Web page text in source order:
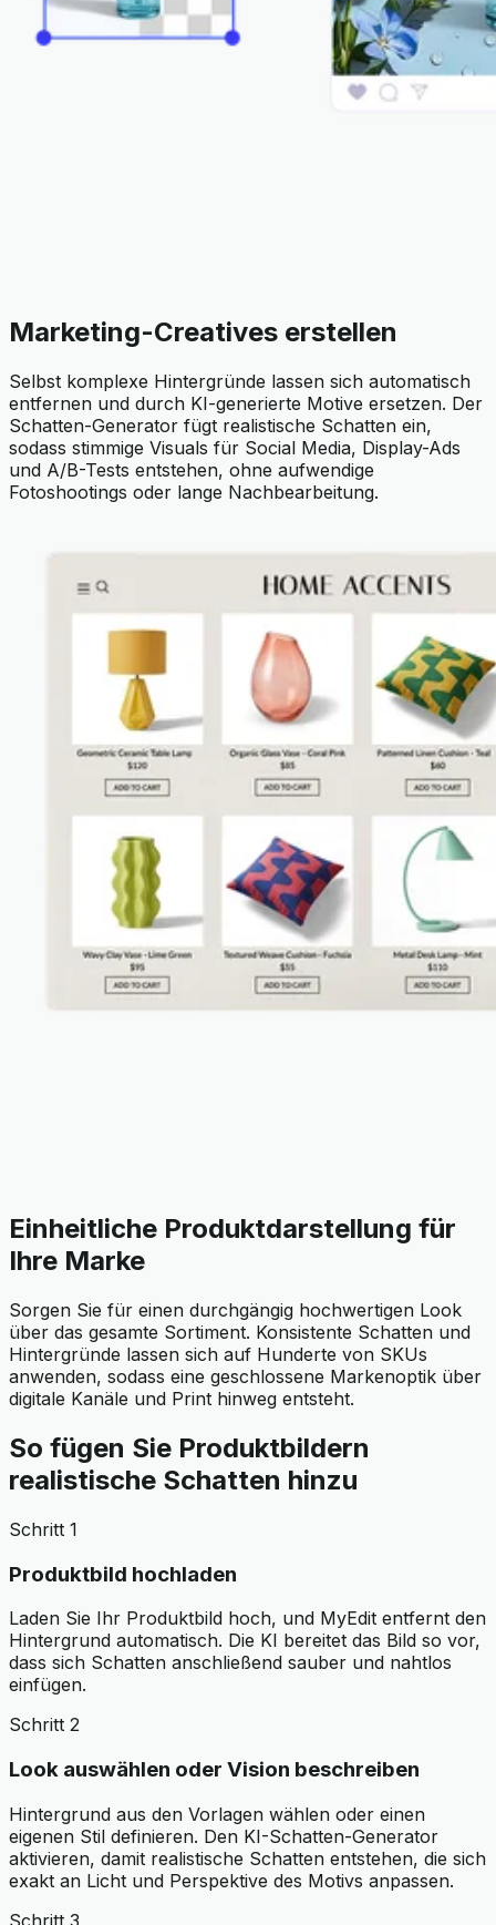
Marketing-Creatives erstellen
Selbst komplexe Hintergründe lassen sich automatisch
entfernen und durch KI-generierte Motive ersetzen. Der
Schatten-Generator fügt realistische Schatten ein,
sodass stimmige Visuals für Social Media, Display-Ads
und A/B-Tests entstehen, ohne aufwendige
Fotoshootings oder lange Nachbearbeitung.
Einheitliche Produktdarstellung für
Ihre Marke
Sorgen Sie für einen durchgängig hochwertigen Look
über das gesamte Sortiment. Konsistente Schatten und
Hintergründe lassen sich auf Hunderte von SKUs
anwenden, sodass eine geschlossene Markenoptik über
digitale Kanäle und Print hinweg entsteht.
So fügen Sie Produktbildern
realistische Schatten hinzu
Schritt 1
Produktbild hochladen
Laden Sie Ihr Produktbild hoch, und MyEdit entfernt den
Hintergrund automatisch. Die KI bereitet das Bild so vor,
dass sich Schatten anschließend sauber und nahtlos
einfügen.
Schritt 2
Look auswählen oder Vision beschreiben
Hintergrund aus den Vorlagen wählen oder einen
eigenen Stil definieren. Den KI-Schatten-Generator
aktivieren, damit realistische Schatten entstehen, die sich
exakt an Licht und Perspektive des Motivs anpassen.
Schritt 3